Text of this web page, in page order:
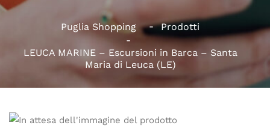
Puglia Shopping Prodotti
LEUCA MARINE – Escursioni in Barca – Santa
Maria di Leuca (LE)